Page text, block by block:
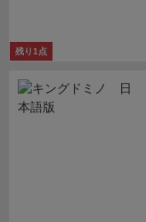
残り1点